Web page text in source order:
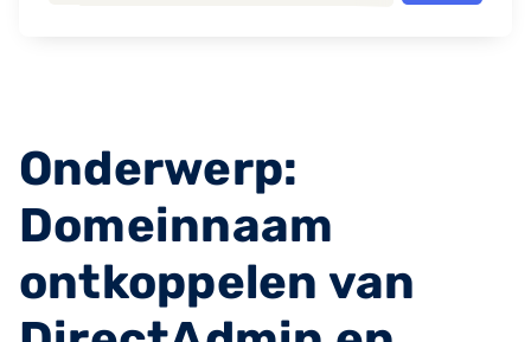
Onderwerp:
Domeinnaam
ontkoppelen van